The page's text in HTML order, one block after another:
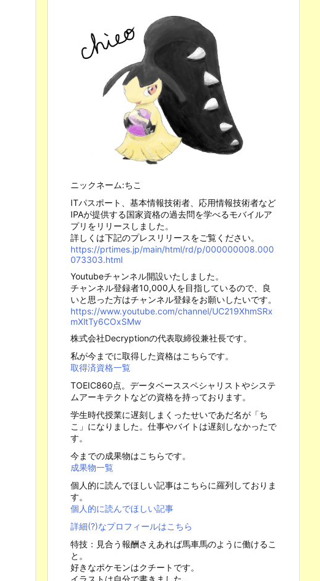
ニックネーム:ちこ
ITパスポート、基本情報技術者、応用情報技術者など
IPAが提供する国家資格の過去問を学べるモバイルア
プリをリリースしました。
詳しくは下記のプレスリリースをご覧ください。
https://prtimes.jp/main/html/rd/p/000000008.000
073303.html
Youtubeチャンネル開設いたしました。
チャンネル登録者10,000人を目指しているので、良
いと思った方はチャンネル登録をお願いしたいです。
https://www.youtube.com/channel/UC219XhmSRx
mXltTy6COxSMw
株式会社Decryptionの代表取締役兼社長です。
私が今までに取得した資格はこちらです。
取得済資格一覧
TOEIC860点。データベーススペシャリストやシステ
ムアーキテクトなどの資格を持っております。
学生時代授業に遅刻しまくったせいであだ名が「ち
こ」になりました。仕事やバイトは遅刻しなかったで
す。
今までの成果物はこちらです。
成果物一覧
個人的に読んでほしい記事はこちらに羅列しておりま
す。
個人的に読んでほしい記事
詳細(?)なプロフィールはこちら
特技：見合う報酬さえあれば馬車馬のように働けるこ
と。
好きなポケモンはクチートです。
イラストは自分で書きました。